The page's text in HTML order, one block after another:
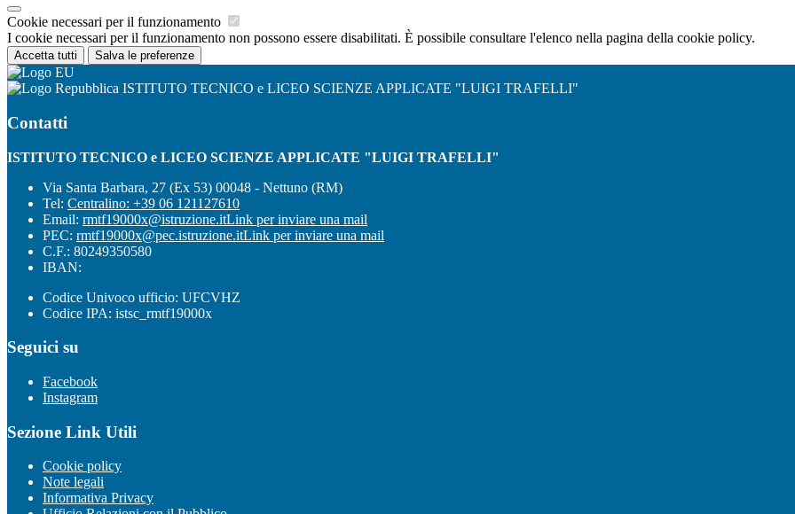
Cookie necessari per il funzionamento
I cookie necessari per il funzionamento non possono essere disabilitati. È possibile consultare l'elenco nella pagina della cookie policy.
Accetta tutti Salva le preferenze
ISTITUTO TECNICO e LICEO SCIENZE APPLICATE "LUIGI TRAFELLI"
Contatti
ISTITUTO TECNICO e LICEO SCIENZE APPLICATE "LUIGI TRAFELLI"
Via Santa Barbara, 27 (Ex 53) 00048 - Nettuno (RM)
Tel: Centralino: +39 06 121127610
Email: rmtf19000x@istruzione.itLink per inviare una mail
PEC: rmtf19000x@pec.istruzione.itLink per inviare una mail
C.F.: 80249350580
IBAN:
Codice Univoco ufficio: UFCVHZ
Codice IPA: istsc_rmtf19000x
Seguici su
Facebook
Instagram
Sezione Link Utili
Cookie policy
Note legali
Informativa Privacy